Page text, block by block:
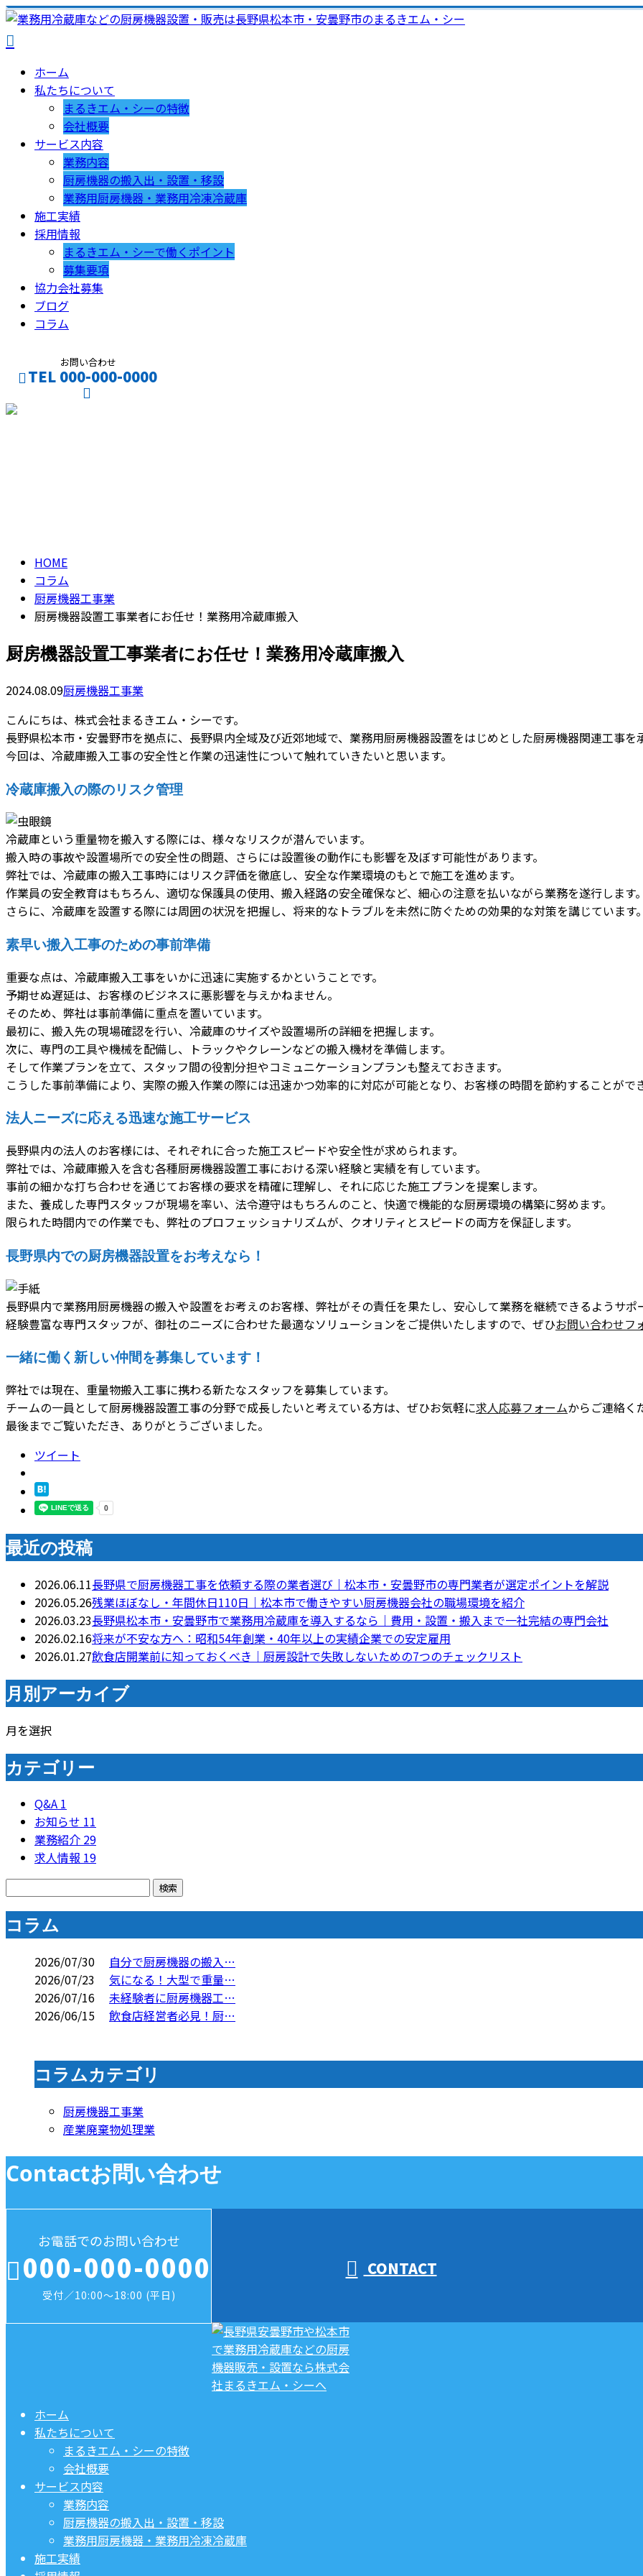
ホーム
私たちについて
まるきエム・シーの特徴
会社概要
サービス内容
業務内容
厨房機器の搬入出・設置・移設
業務用厨房機器・業務用冷凍冷蔵庫
施工実績
採用情報
まるきエム・シーで働くポイント
募集要項
協力会社募集
ブログ
コラム
お問い合わせ
TEL 000-000-0000
HOME
コラム
厨房機器工事業
厨房機器設置工事業者にお任せ！業務用冷蔵庫搬入
厨房機器設置工事業者にお任せ！業務用冷蔵庫搬入
2024.08.09厨房機器工事業
こんにちは、株式会社まるきエム・シーです。
長野県松本市・安曇野市を拠点に、長野県内全域及び近郊地域で、業務用厨房機器設置をはじめとした厨房機器関連工事を
今回は、冷蔵庫搬入工事の安全性と作業の迅速性について触れていきたいと思います。
冷蔵庫搬入の際のリスク管理
冷蔵庫という重量物を搬入する際には、様々なリスクが潜んでいます。
搬入時の事故や設置場所での安全性の問題、さらには設置後の動作にも影響を及ぼす可能性があります。
弊社では、冷蔵庫の搬入工事時にはリスク評価を徹底し、安全な作業環境のもとで施工を進めます。
作業員の安全教育はもちろん、適切な保護具の使用、搬入経路の安全確保など、細心の注意を払いながら業務を遂行します
さらに、冷蔵庫を設置する際には周囲の状況を把握し、将来的なトラブルを未然に防ぐための効果的な対策を講じています
素早い搬入工事のための事前準備
重要な点は、冷蔵庫搬入工事をいかに迅速に実施するかということです。
予期せぬ遅延は、お客様のビジネスに悪影響を与えかねません。
そのため、弊社は事前準備に重点を置いています。
最初に、搬入先の現場確認を行い、冷蔵庫のサイズや設置場所の詳細を把握します。
次に、専門の工具や機械を配備し、トラックやクレーンなどの搬入機材を準備します。
そして作業プランを立て、スタッフ間の役割分担やコミュニケーションプランも整えておきます。
こうした事前準備により、実際の搬入作業の際には迅速かつ効率的に対応が可能となり、お客様の時間を節約することがで
法人ニーズに応える迅速な施工サービス
長野県内の法人のお客様には、それぞれに合った施工スピードや安全性が求められます。
弊社では、冷蔵庫搬入を含む各種厨房機器設置工事における深い経験と実績を有しています。
事前の細かな打ち合わせを通じてお客様の要求を精確に理解し、それに応じた施工プランを提案します。
また、養成した専門スタッフが現場を率い、法令遵守はもちろんのこと、快適で機能的な厨房環境の構築に努めます。
限られた時間内での作業でも、弊社のプロフェッショナリズムが、クオリティとスピードの両方を保証します。
長野県内での厨房機器設置をお考えなら！
長野県内で業務用厨房機器の搬入や設置をお考えのお客様、弊社がその責任を果たし、安心して業務を継続できるようサポ
経験豊富な専門スタッフが、御社のニーズに合わせた最適なソリューションをご提供いたしますので、ぜひお問い合わせフ
一緒に働く新しい仲間を募集しています！
弊社では現在、重量物搬入工事に携わる新たなスタッフを募集しています。
チームの一員として厨房機器設置工事の分野で成長したいと考えている方は、ぜひお気軽に求人応募フォームからご連絡く
最後までご覧いただき、ありがとうございました。
ツイート
最近の投稿
2026.06.11長野県で厨房機器工事を依頼する際の業者選び｜松本市・安曇野市の専門業者が選定ポイントを解説
2026.05.26残業ほぼなし・年間休日110日｜松本市で働きやすい厨房機器会社の職場環境を紹介
2026.03.23長野県松本市・安曇野市で業務用冷蔵庫を導入するなら｜費用・設置・搬入まで一社完結の専門会社
2026.02.16将来が不安な方へ：昭和54年創業・40年以上の実績企業での安定雇用
2026.01.27飲食店開業前に知っておくべき｜厨房設計で失敗しないための7つのチェックリスト
月別アーカイブ
月を選択
カテゴリー
Q&A 1
お知らせ 11
業務紹介 29
求人情報 19
コラム
2026/07/30
自分で厨房機器の搬入…
2026/07/23
気になる！大型で重量…
2026/07/16
未経験者に厨房機器工…
2026/06/15
飲食店経営者必見！厨…
コラムカテゴリ
厨房機器工事業
産業廃棄物処理業
Contactお問い合わせ
お電話でのお問い合わせ
000-000-0000
受付／10:00～18:00 (平日)
CONTACT
ホーム
私たちについて
まるきエム・シーの特徴
会社概要
サービス内容
業務内容
厨房機器の搬入出・設置・移設
業務用厨房機器・業務用冷凍冷蔵庫
施工実績